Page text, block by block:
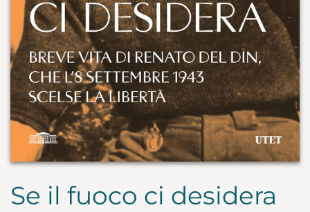
Se il fuoco ci desidera